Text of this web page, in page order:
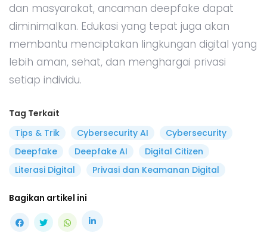
dan masyarakat, ancaman deepfake dapat
diminimalkan. Edukasi yang tepat juga akan
membantu menciptakan lingkungan digital yang
lebih aman, sehat, dan menghargai privasi
setiap individu.
Tag Terkait
Tips & Trik
Cybersecurity AI
Cybersecurity
Deepfake
Deepfake AI
Digital Citizen
Literasi Digital
Privasi dan Keamanan Digital
Bagikan artikel ini